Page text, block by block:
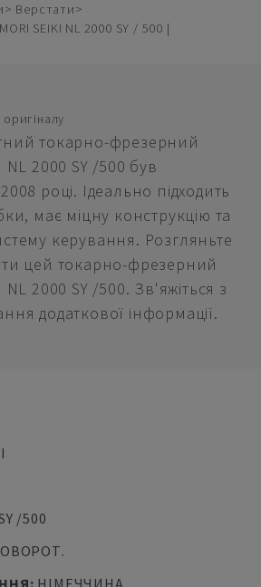
Верстати
SEIKI NL 2000 SY / 500 |
токарно-фрезерний
NL 2000 SY /500 був
році. Ідеально підходить
має міцну конструкцію та
керування. Розгляньте
цей токарно-фрезерний
NL 2000 SY /500. Зв'яжіться з
додаткової інформації.
/500
: НІМЕЧЧИНА